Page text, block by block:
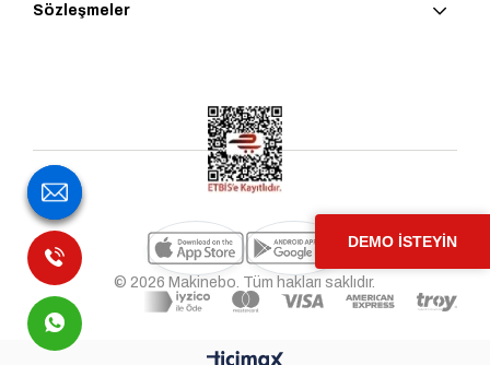
Sözleşmeler
© 2026 Makinebo. Tüm hakları saklıdır.
DEMO İSTEYİN